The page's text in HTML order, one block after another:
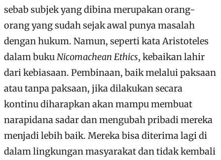
sebab subjek yang dibina merupakan orang-
orang yang sudah sejak awal punya masalah
dengan hukum. Namun, seperti kata Aristoteles
dalam bukuNicomachean Ethics, kebaikan lahir
dari kebiasaan. Pembinaan, baik melalui paksaan
atau tanpa paksaan, jika dilakukan secara
kontinu diharapkan akan mampu membuat
narapidana sadar dan mengubah pribadi mereka
menjadi lebih baik. Mereka bisa diterima lagi di
dalam lingkungan masyarakat dan tidak kembali